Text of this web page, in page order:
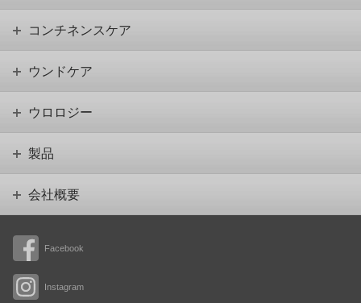
Facebook
Instagram
コンチネンスケア
ウンドケア
ウロロジー
製品
会社概要